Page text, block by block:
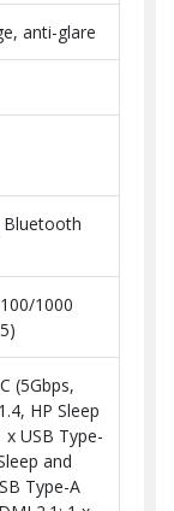
anti-glare
Bluetooth
1000
(5Gbps,
HP Sleep
x USB Type-
and
Type-A